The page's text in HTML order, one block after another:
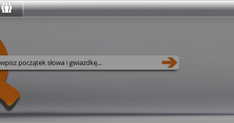
Wyszukaj w serwisie